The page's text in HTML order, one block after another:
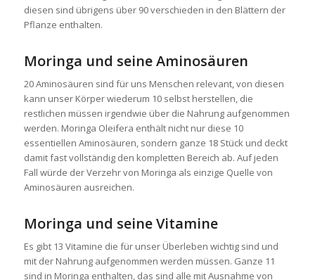
diesen sind übrigens über 90 verschieden in den Blättern der
Pflanze enthalten.
Moringa und seine Aminosäuren
20 Aminosäuren sind für uns Menschen relevant, von diesen
kann unser Körper wiederum 10 selbst herstellen, die
restlichen müssen irgendwie über die Nahrung aufgenommen
werden. Moringa Oleifera enthält nicht nur diese 10
essentiellen Aminosäuren, sondern ganze 18 Stück und deckt
damit fast vollständig den kompletten Bereich ab. Auf jeden
Fall würde der Verzehr von Moringa als einzige Quelle von
Aminosäuren ausreichen.
Moringa und seine Vitamine
Es gibt 13 Vitamine die für unser Überleben wichtig sind und
mit der Nahrung aufgenommen werden müssen. Ganze 11
sind in Moringa enthalten, das sind alle mit Ausnahme von